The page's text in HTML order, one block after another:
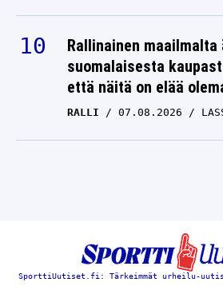
Rallinainen
suomalaisesta
että näitä on elää
RALLI 07.08.2026
SporttiUutiset.fi: Tärkeimmät urheilu-